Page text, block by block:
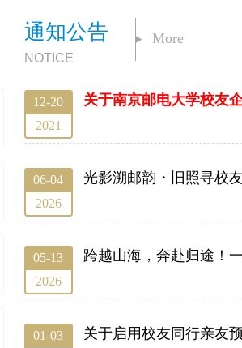
通知公告
NOTICE
More
12-20
2021
关于南京邮电大学校友
06-04
2026
光影溯邮韵・旧照寻校友
05-13
2026
跨越山海，奔赴归途！
01-03
关于启用校友同行亲友